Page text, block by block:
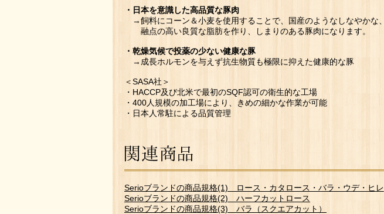
・日本を意識した高品質な豚肉
→飼料にコーン＆小麦を使用することで、国産のようなしなやかな、
融点の高い良質な脂肪を作り、しまりのある豚肉になります。
・乾燥気候で投薬の少ない健康な豚
→成長ホルモンを与えず抗生物質も極限に抑えた健康的な豚
＜SASA社＞
・HACCP及び北米で最初のSQF認可の衛生的な工場
・400人規模の加工場により、きめの細かな作業が可能
・日本人常駐による品質管理
Serioブランドの商品規格(1) ロース・カタロース・バラ・ウデ・ヒレ
Serioブランドの商品規格(2) ハーフカットロース
Serioブランドの商品規格(3) バラ（スクエアカット）